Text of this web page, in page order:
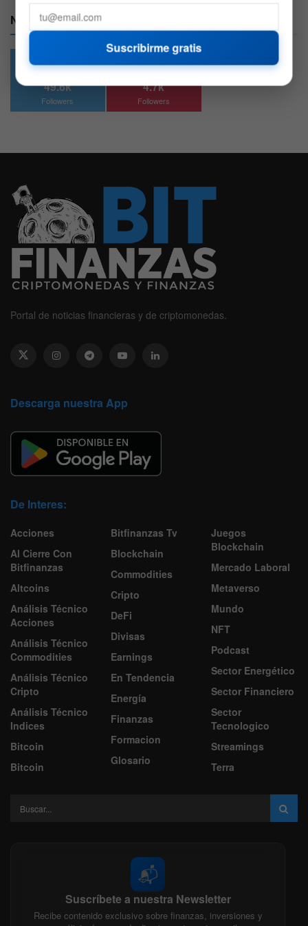
Nuestras Redes:
49.6k
Followers
4.7k
Followers
Portal de noticias financieras y de criptomonedas.
Descarga nuestra App
De Interes:
Acciones
Al Cierre Con
Bitfinanzas
Altcoins
Análisis Técnico
Acciones
Análisis Técnico
Commodities
Análisis Técnico
Cripto
Análisis Técnico
Indices
Bitcoin
Bitcoin
Bitfinanzas Tv
Blockchain
Commodities
Cripto
DeFi
Divisas
Earnings
En Tendencia
Energía
Finanzas
Formacion
Glosario
Juegos
Blockchain
Mercado Laboral
Metaverso
Mundo
NFT
Podcast
Sector Energético
Sector Financiero
Sector
Tecnologico
Streamings
Terra
📬
Suscríbete a nuestra Newsletter
Recibe contenido exclusivo sobre finanzas, inversiones y
Suscribirme gratis